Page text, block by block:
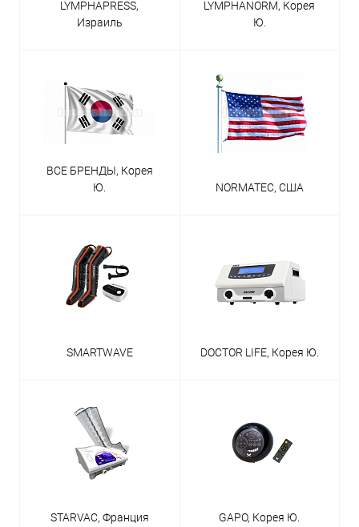
LYMPHAPRESS,
Израиль
LYMPHANORM, Корея
Ю.
ВСЕ БРЕНДЫ, Корея
Ю.
NORMATEC, США
SMARTWAVE DOCTOR LIFE, Корея Ю.
STARVAC, Франция GAPO, Корея Ю.